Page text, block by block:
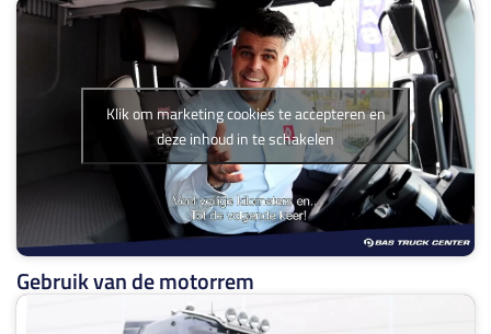
Klik om marketing cookies te accepteren en
deze inhoud in te schakelen
Gebruik van de motorrem